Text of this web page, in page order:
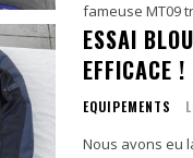
fameuse MT09
ESSAI
EFFICACE !
EQUIPEMENTS
Nous avons eu